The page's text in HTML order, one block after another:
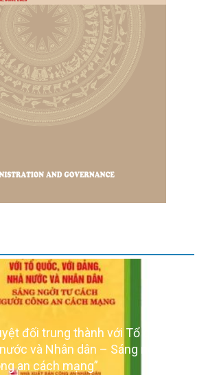
đối trung thành với Tổ quốc,
và Nhân dân – Sáng ngời tư
an cách mạng”